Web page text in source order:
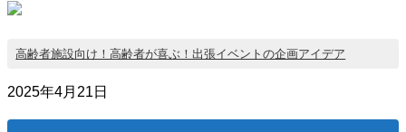
高齢者施設向け！高齢者が喜ぶ！出張イベントの企画アイデア
2025年4月21日